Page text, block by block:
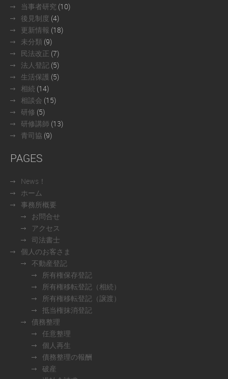
当事者研究 (10)
後見制度 (4)
更新情報 (18)
未分類 (9)
民法改正 (7)
法人登記 (5)
生活保護 (5)
相続 (14)
相談会 (15)
研修 (5)
研修講師 (13)
青司協 (9)
PAGES
News！
ホーム
事務所概要
お問合せ
アクセス
司法書士
個人のお客さま
不動産登記
所有権保存登記
所有権移転登記（相続）
所有権移転登記（譲渡）
抵当権抹消登記
債務整理
任意整理
個人再生
債務整理の報酬
破産